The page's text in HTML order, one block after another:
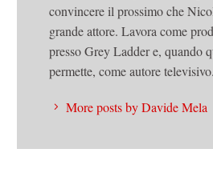
convincere il prossimo che
grande attore. Lavora come
presso Grey Ladder e, quando
permette, come autore
More posts by Davide Mela